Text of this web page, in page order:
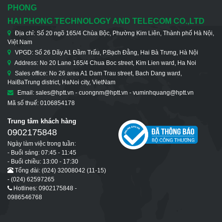
PHONG
HAI PHONG TECHNOLOGY AND TELECOM CO.,LTD
Địa chỉ: Số 20 ngõ 165/4 Chùa Bộc, Phường Kim Liên, Thành phố Hà Nội,
Việt Nam
VPGD: Số 26 Dãy A1 Đầm Trấu, P.Bạch Đằng, Hai Bà Trưng, Hà Nội
Address: No 20 Lane 165/4 Chua Boc street, Kim Lien ward, Ha Noi
Sales office: No 26 area A1 Dam Trau street, Bach Dang ward,
HaiBaTrung district, HaNoi city, VietNam
Email: sales@hptt.vn - cuongnm@hptt.vn - vuminhquang@hptt.vn
Mã số thuế: 0106854178
Trung tâm khách hàng
0902175848
Ngày làm việc trong tuần:
- Buổi sáng: 07:45 - 11:45
- Buổi chiều: 13:00 - 17:30
Tổng đài: (024) 32008042 (11-15)
- (024) 62597265
Hotlines: 0902175848 -
0986546768